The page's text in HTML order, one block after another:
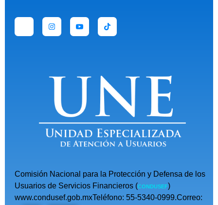
Comisión Nacional para la Protección y Defensa de los
Usuarios de Servicios Financieros (CONDUSEF)
www.condusef.gob.mxTeléfono: 55-5340-0999.Correo: